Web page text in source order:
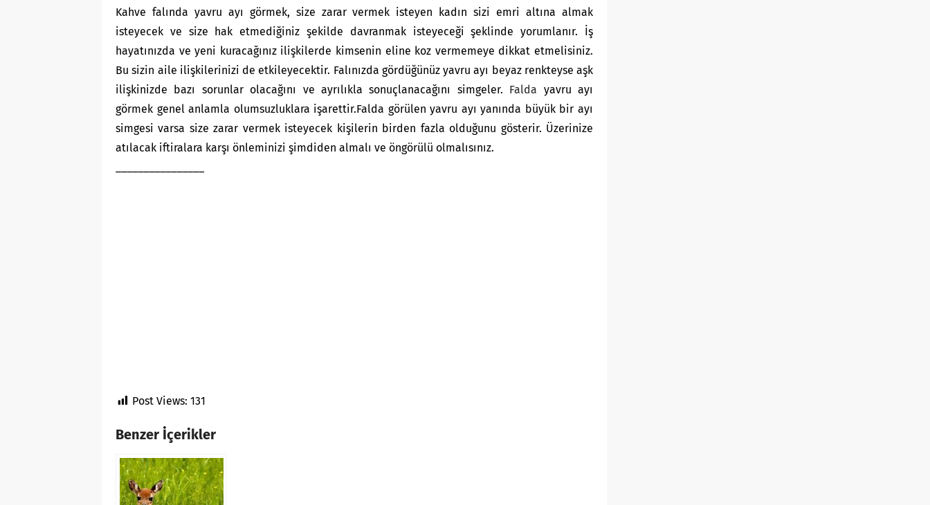
Kahve falında yavru ayı görmek, size zarar vermek isteyen kadın sizi emri altına almak
isteyecek ve size hak etmediğiniz şekilde davranmak isteyeceği şeklinde yorumlanır. İş
hayatınızda ve yeni kuracağınız ilişkilerde kimsenin eline koz vermemeye dikkat etmelisiniz.
Bu sizin aile ilişkilerinizi de etkileyecektir. Falınızda gördüğünüz yavru ayı beyaz renkteyse aşk
ilişkinizde bazı sorunlar olacağını ve ayrılıkla sonuçlanacağını simgeler. Falda yavru ayı
görmek genel anlamla olumsuzluklara işarettir.Falda görülen yavru ayı yanında büyük bir ayı
simgesi varsa size zarar vermek isteyecek kişilerin birden fazla olduğunu gösterir. Üzerinize
atılacak iftiralara karşı önleminizi şimdiden almalı ve öngörülü olmalısınız.
Post Views: 131
Benzer İçerikler